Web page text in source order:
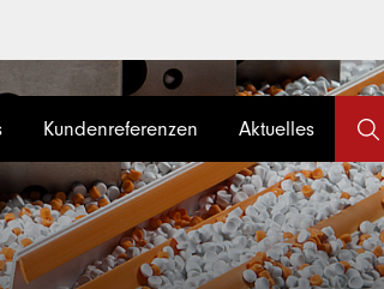
Kundenreferenzen Aktuelles